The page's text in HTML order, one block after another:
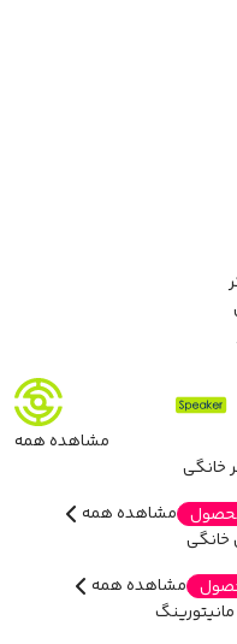
مشاهده همه
خانگی
مشاهده همه
خانگی
مشاهده همه